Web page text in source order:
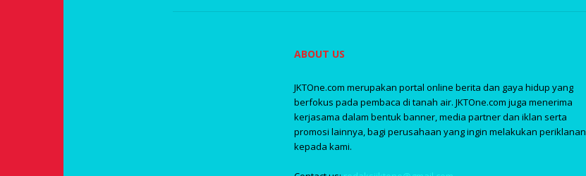
ABOUT US
JKTOne.com merupakan portal online berita dan gaya hidup yang
berfokus pada pembaca di tanah air. JKTOne.com juga menerima
kerjasama dalam bentuk banner, media partner dan iklan serta
promosi lainnya, bagi perusahaan yang ingin melakukan periklanan
kepada kami.